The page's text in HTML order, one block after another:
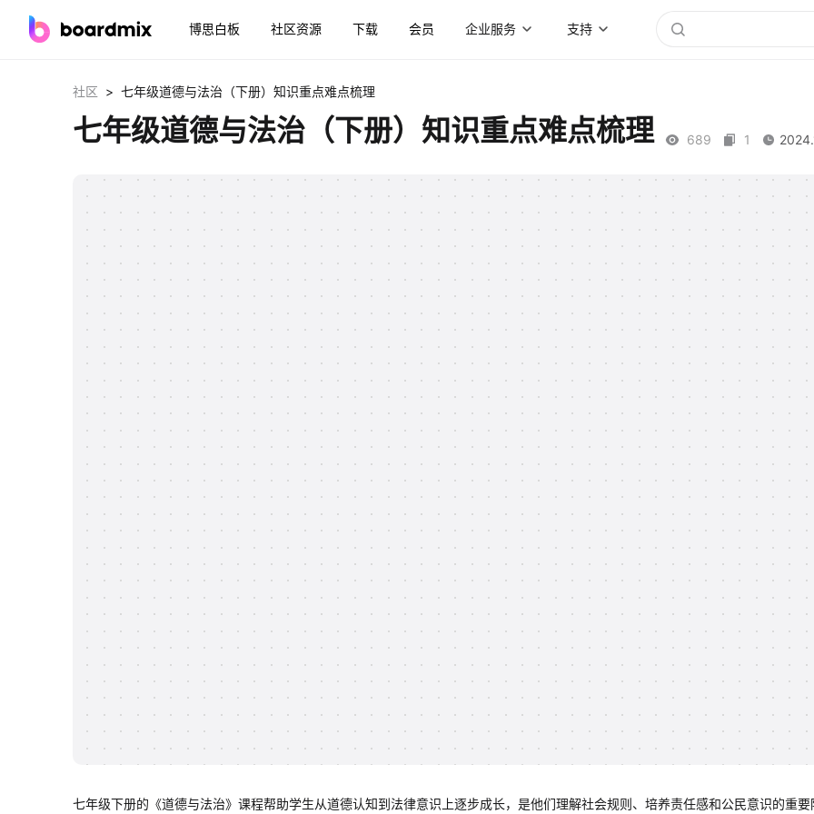
博思白板 社区资源 下载 会员 企业服务 支持
社区 > 七年级道德与法治（下册）知识重点难点梳理
七年级道德与法治（下册）知识重点难点梳理 689 1
七年级下册的《道德与法治》课程帮助学生从道德认知到法律意识上逐步成长，是他们理解社会规则、培养责任感和公民意识的重要